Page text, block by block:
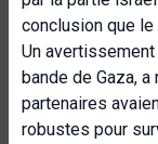
conclusion que
Un
bande de Gaza,
partenaires
robustes pour